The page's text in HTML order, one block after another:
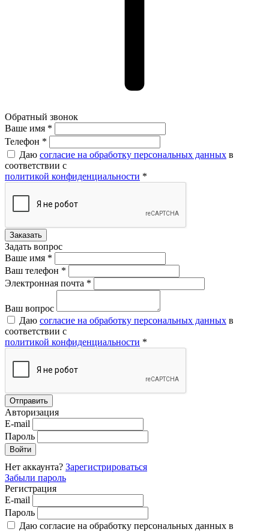
Обратный звонок
Ваше имя *
Ваше имя *
Телефон *
Даю согласие на обработку персональных данных в
соответствии с
политикой конфиденциальности *
Задать вопрос
Ваше имя *
Ваш телефон *
Электронная почта *
Ваш вопрос
Даю согласие на обработку персональных данных в
соответствии с
политикой конфиденциальности *
Авторизация
E-mail
Пароль
Нет аккаунта? Зарегистрироваться
Забыли пароль
Регистрация
E-mail
Пароль
Даю согласие на обработку персональных данных в